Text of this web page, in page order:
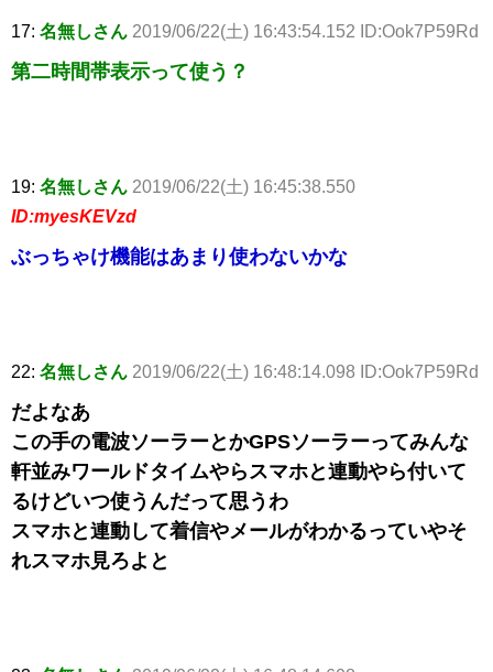
17: 名無しさん 2019/06/22(土) 16:43:54.152 ID:Ook7P59Rd
第二時間帯表示って使う？
19: 名無しさん 2019/06/22(土) 16:45:38.550
ID:myesKEVzd
ぶっちゃけ機能はあまり使わないかな
22: 名無しさん 2019/06/22(土) 16:48:14.098 ID:Ook7P59Rd
だよなあ
この手の電波ソーラーとかGPSソーラーってみんな
軒並みワールドタイムやらスマホと連動やら付いて
るけどいつ使うんだって思うわ
スマホと連動して着信やメールがわかるっていやそ
れスマホ見ろよと